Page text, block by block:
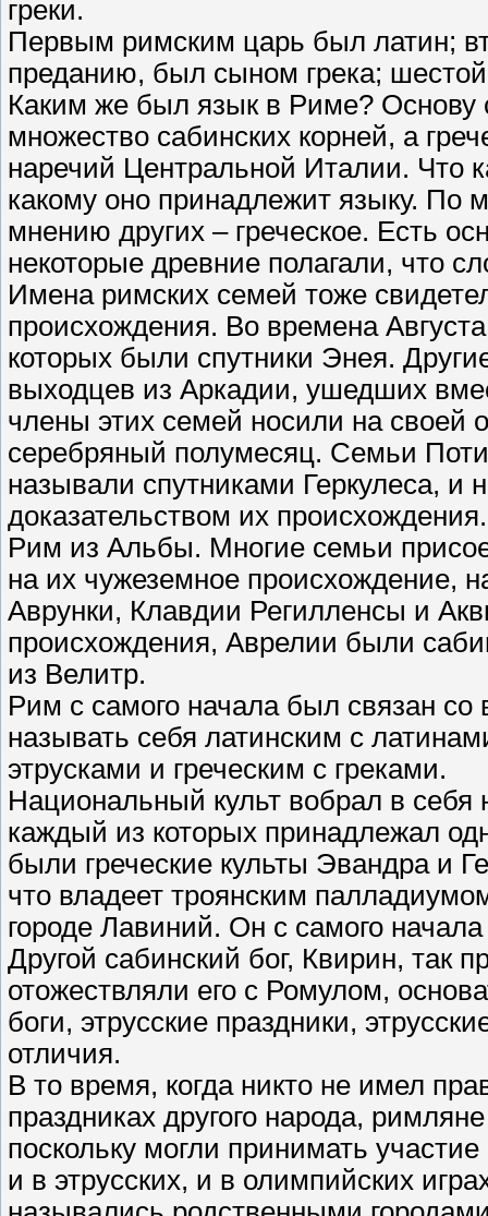
греки.
Первым римским царь был латин;
преданию, был сыном грека; шестой
Каким же был язык в Риме? Основу
множество сабинских корней, а
наречий Центральной Италии. Что
какому оно принадлежит языку. По
мнению других – греческое. Есть
некоторые древние полагали, что
Имена римских семей тоже
происхождения. Во времена
которых были спутники Энея.
выходцев из Аркадии, ушедших
члены этих семей носили на своей
серебряный полумесяц. Семьи
называли спутниками Геркулеса, и
доказательством их
Рим из Альбы. Многие семьи
на их чужеземное происхождение,
Аврунки, Клавдии Регилленсы и
происхождения, Аврелии были
из Велитр.
Рим с самого начала был связан
называть себя латинским с
этрусками и греческим с греками.
Национальный культ вобрал в себя
каждый из которых принадлежал
были греческие культы Эвандра и
что владеет троянским
городе Лавиний. Он с самого
Другой сабинский бог, Квирин, так
отожествляли его с Ромулом,
боги, этрусские праздники,
отличия.
В то время, когда никто не имел
праздниках другого народа,
поскольку могли принимать
и в этрусских, и в олимпийских